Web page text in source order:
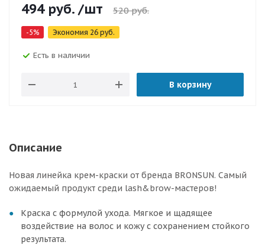
494руб. /шт 520руб.
-5% Экономия 26 руб.
Есть в наличии
В корзину
Описание
Новая линейка крем-краски от бренда BRONSUN. Самый
ожидаемый продукт среди lash&brow-мастеров!
Краска с формулой ухода. Мягкое и щадящее
воздействие на волос и кожу с сохранением стойкого
результата.